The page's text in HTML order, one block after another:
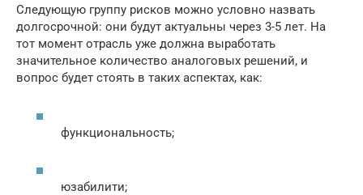
Следующую группу рисков можно условно назвать
долгосрочной: они будут актуальны через 3-5 лет. На
тот момент отрасль уже должна выработать
значительное количество аналоговых решений, и
вопрос будет стоять в таких аспектах, как:
функциональность;
юзабилити;